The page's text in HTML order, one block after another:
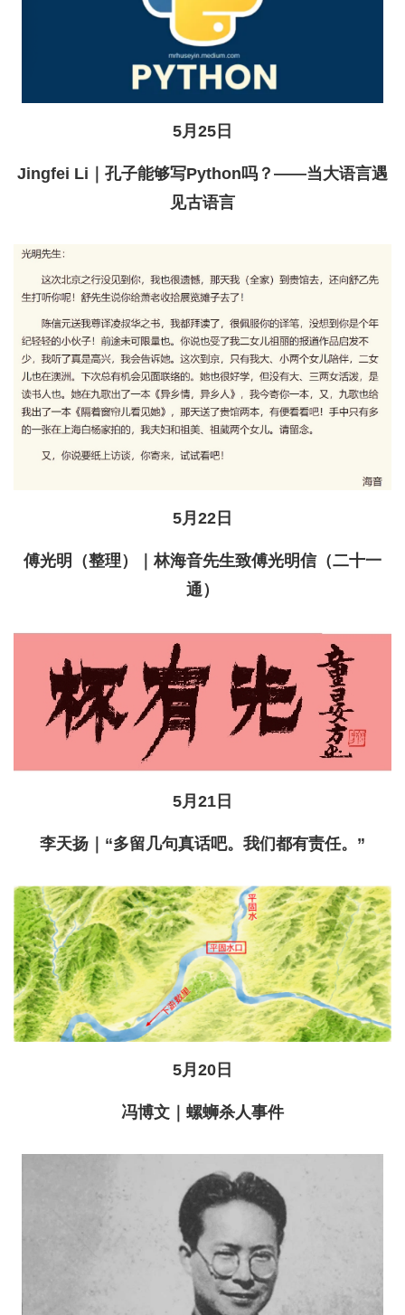
5月25日
Jingfei Li｜孔子能够写Python吗？——当大语言遇
见古语言
5月22日
傅光明（整理）｜林海音先生致傅光明信（二十一
通）
5月21日
李天扬｜“多留几句真话吧。我们都有责任。”
5月20日
冯博文｜螺蛳杀人事件